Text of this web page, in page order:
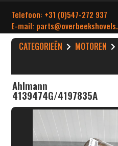
Telefoon: +31 (0)547-272 937
E-mail: parts
CATEGORIEËN MOTOREN
Ahlmann
4139474G/4197835A